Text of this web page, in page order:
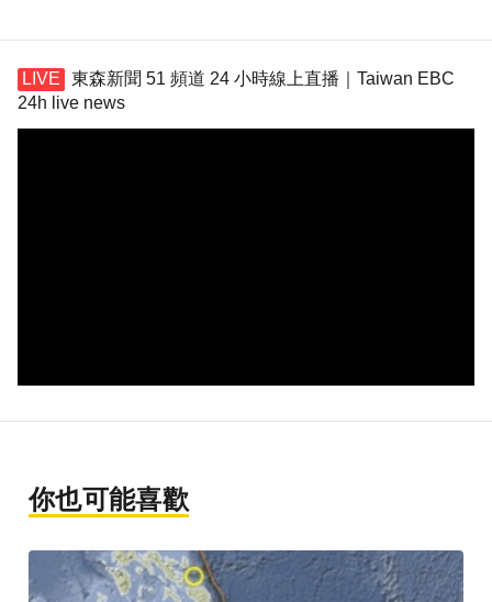
東森新聞 51 頻道 24 小時線上直播｜Taiwan EBC
24h live news
你也可能喜歡